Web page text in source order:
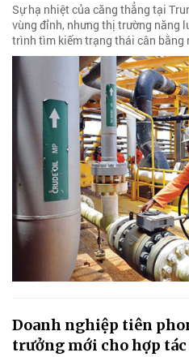
Sự hạ nhiệt của căng thẳng tại
vùng đỉnh, nhưng thị trường năng
trình tìm kiếm trạng thái cân bằng
Doanh nghiệp tiên
trưởng mới cho hợp